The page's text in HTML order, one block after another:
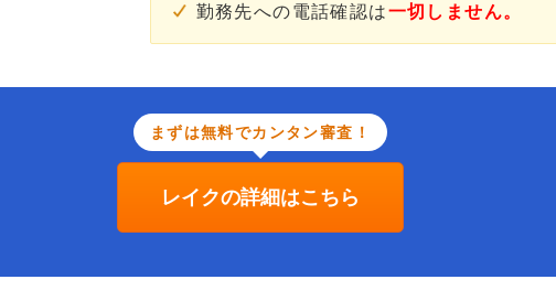
勤務先への電話確認は一切しません。
まずは無料でカンタン審査！
レイクの詳細はこちら